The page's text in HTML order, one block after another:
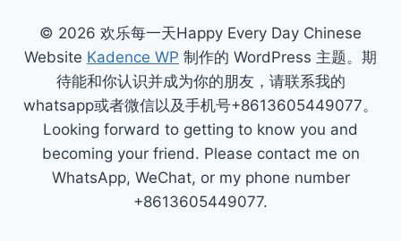
© 2026 欢乐每一天Happy Every Day Chinese
Website Kadence WP 制作的 WordPress 主题。期
待能和你认识并成为你的朋友，请联系我的
whatsapp或者微信以及手机号+8613605449077。
Looking forward to getting to know you and
becoming your friend. Please contact me on
WhatsApp, WeChat, or my phone number
+8613605449077.